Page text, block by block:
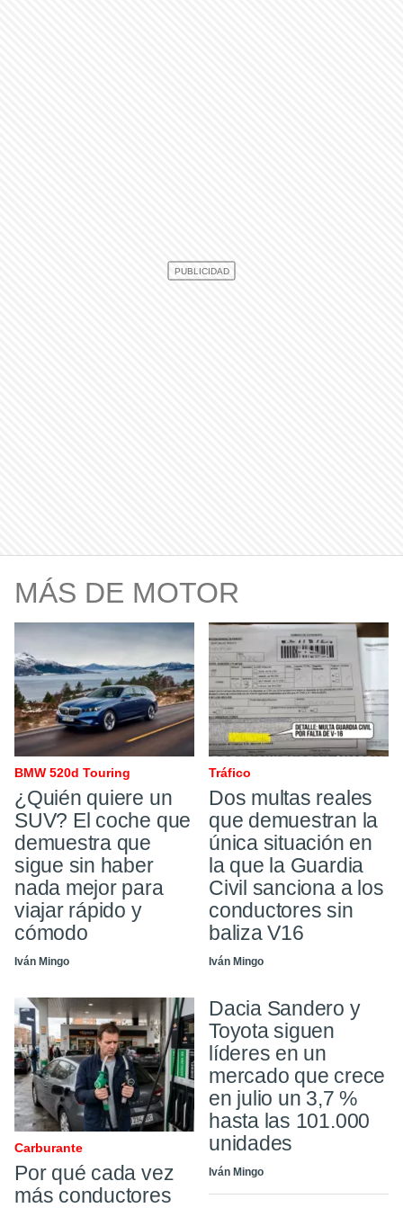
MÁS DE MOTOR
BMW 520d Touring
¿Quién quiere un
SUV? El coche que
demuestra que
sigue sin haber
nada mejor para
viajar rápido y
cómodo
Iván Mingo
Tráfico ​
Dos multas reales
que demuestran la
única situación en
la que la Guardia
Civil sanciona a los
conductores sin
baliza V16
Iván Mingo
Carburante
Por qué cada vez
más conductores
Dacia Sandero y
Toyota siguen
líderes en un
mercado que crece
en julio un 3,7 %
hasta las 101.000
unidades
Iván Mingo